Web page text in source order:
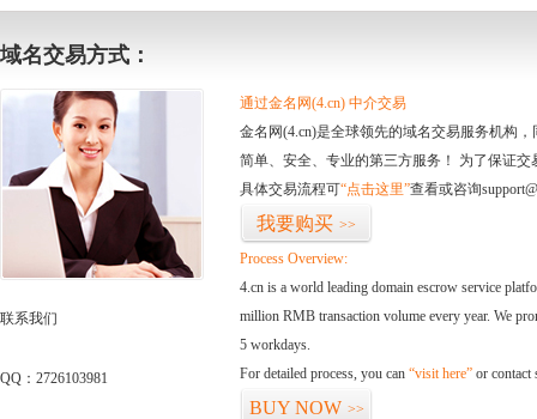
域名交易方式：
联系我们
QQ：2726103981
通过金名网(4.cn) 中介交易
金名网(4.cn)是全球领先的域名交易服务机构
简单、安全、专业的第三方服务！ 为了保证
具体交易流程可“点击这里”查看或咨询
我要购买 >>
Process Overview:
4.cn is a world leading domain escrow service
million RMB transaction volume every year. We
5 workdays.
For detailed process, you can “visit here” or contact
BUY NOW >>